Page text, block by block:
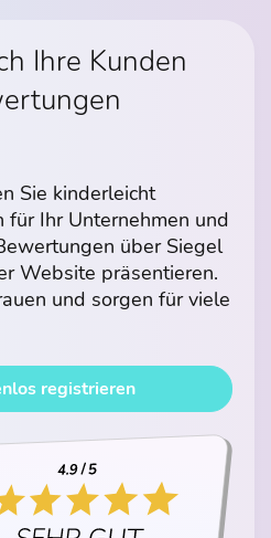
Ihre Kunden
Sie kinderleicht
Ihr Unternehmen und
über Siegel
Website präsentieren.
und sorgen für viele
registrieren